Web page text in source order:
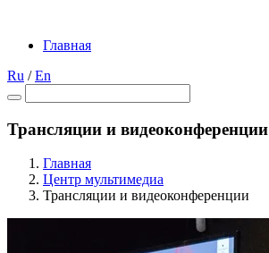
Главная
Ru /En
Трансляции и видеоконференции
Главная
Центр мультимедиа
Трансляции и видеоконференции